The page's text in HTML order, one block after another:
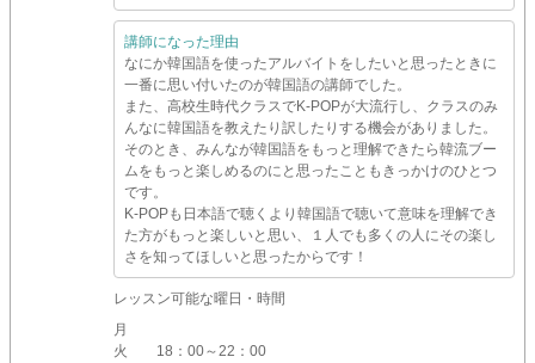
講師になった理由
なにか韓国語を使ったアルバイトをしたいと思ったときに
一番に思い付いたのが韓国語の講師でした。
また、高校生時代クラスでK-POPが大流行し、クラスのみ
んなに韓国語を教えたり訳したりする機会がありました。
そのとき、みんなが韓国語をもっと理解できたら韓流ブー
ムをもっと楽しめるのにと思ったこともきっかけのひとつ
です。
K-POPも日本語で聴くより韓国語で聴いて意味を理解でき
た方がもっと楽しいと思い、１人でも多くの人にその楽し
さを知ってほしいと思ったからです！
レッスン可能な曜日・時間
月
火
18：00～22：00